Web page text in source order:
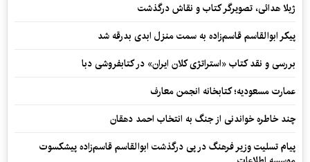
ژیلا هدائی، تصویرگر کتاب و نقاش درگذشت
پیکر ابوالقاسم قاسم‌زاده به سمت منزل ابدی بدرقه شد
بررسی و نقد کتاب «استراتژی کلان ایران» در کتابفروشی دبا
عمارت مسعودیه؛ کتابخانه انجمن معارف
چند خاطره خواندنی از جنگ به انتخاب احمد دهقان
پیام تسلیت وزیر فرهنگ در پی درگذشت ابوالقاسم قاسم‌زاده پیشکسوت